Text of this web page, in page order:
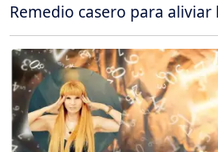
Remedio casero para aliviar